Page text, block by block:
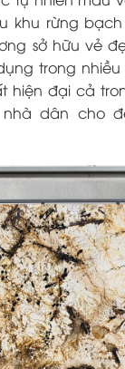
khu rừng
sở hữu vẻ
trong
hiện đại cả
dân cho